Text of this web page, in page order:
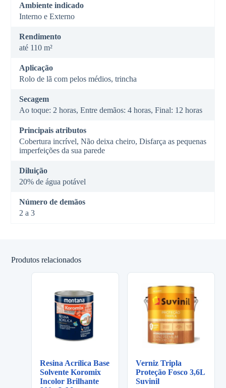
Ambiente indicado
Interno e Externo
Rendimento
até 110 m²
Aplicação
Rolo de lã com pelos médios, trincha
Secagem
Ao toque: 2 horas, Entre demãos: 4 horas, Final: 12 horas
Principais atributos
Cobertura incrível, Não deixa cheiro, Disfarça as pequenas
imperfeições da sua parede
Diluição
20% de água potável
Número de demãos
2 a 3
Produtos relacionados
Resina Acrílica Base
Solvente Koromix
Incolor Brilhante
Verniz Tripla
Proteção Fosco 3,6L
Suvinil